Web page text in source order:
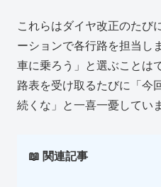
これらはダイヤ改正のたび
ーションで各行路を担当し
車に乗ろう」と選ぶことは
路表を受け取るたびに「今
続くな」と一喜一憂してい
📖 関連記事